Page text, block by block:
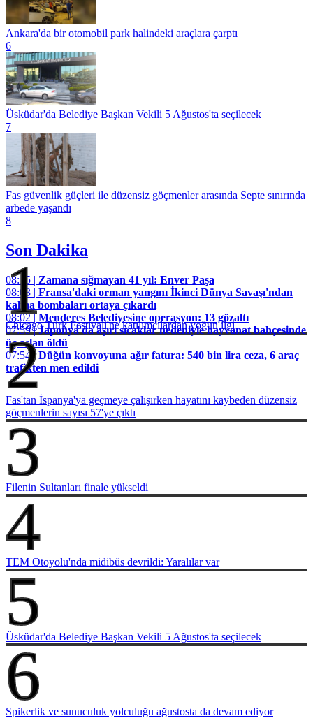
Ankara'da bir otomobil park halindeki araçlara çarptı
6
Üsküdar'da Belediye Başkan Vekili 5 Ağustos'ta seçilecek
7
Fas güvenlik güçleri ile düzensiz göçmenler arasında Septe sınırında
arbede yaşandı
8
Son Dakika
08:15 | Zamana sığmayan 41 yıl: Enver Paşa
08:03 | Fransa'daki orman yangını İkinci Dünya Savaşı'ndan
kalma bombaları ortaya çıkardı
08:02 |Menderes Belediyesine operasyon: 13 gözaltı
07:59 |Japonya'da aşırı sıcaklar nedeniyle hayvanat bahçesinde
üç aslan öldü
07:54 |Düğün konvoyuna ağır fatura: 540 bin lira ceza, 6 araç
trafikten men edildi
1
Chicago Türk Festivali'ne katılımcılardan yoğun ilgi
2
Fas'tan İspanya'ya geçmeye çalışırken hayatını kaybeden düzensiz
göçmenlerin sayısı 57'ye çıktı
3
Filenin Sultanları finale yükseldi
4
TEM Otoyolu'nda midibüs devrildi: Yaralılar var
5
Üsküdar'da Belediye Başkan Vekili 5 Ağustos'ta seçilecek
6
Spikerlik ve sunuculuk yolculuğu ağustosta da devam ediyor